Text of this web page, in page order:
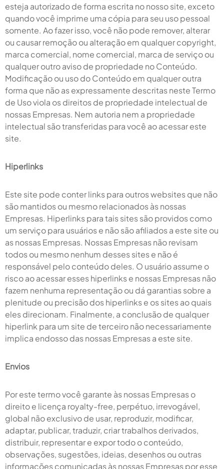
esteja autorizado de forma escrita no nosso site, exceto
quando você imprime uma cópia para seu uso pessoal
somente. Ao fazer isso, você não pode remover, alterar
ou causar remoção ou alteração em qualquer copyright,
marca comercial, nome comercial, marca de serviço ou
qualquer outro aviso de propriedade no Conteúdo.
Modificação ou uso do Conteúdo em qualquer outra
forma que não as expressamente descritas neste Termo
de Uso viola os direitos de propriedade intelectual de
nossas Empresas. Nem autoria nem a propriedade
intelectual são transferidas para você ao acessar este
site.
Hiperlinks
Este site pode conter links para outros websites que não
são mantidos ou mesmo relacionados às nossas
Empresas. Hiperlinks para tais sites são providos como
um serviço para usuários e não são afiliados a este site ou
as nossas Empresas. Nossas Empresas não revisam
todos ou mesmo nenhum desses sites e não é
responsável pelo conteúdo deles. O usuário assume o
risco ao acessar esses hiperlinks e nossas Empresas não
fazem nenhuma representação ou dá garantias sobre a
plenitude ou precisão dos hiperlinks e os sites ao quais
eles direcionam. Finalmente, a conclusão de qualquer
hiperlink para um site de terceiro não necessariamente
implica endosso das nossas Empresas a este site.
Envios
Por este termo você garante às nossas Empresas o
direito e licença royalty-free, perpétuo, irrevogável,
global não exclusivo de usar, reproduzir, modificar,
adaptar, publicar, traduzir, criar trabalhos derivados,
distribuir, representar e expor todo o conteúdo,
observações, sugestões, ideias, desenhos ou outras
informações comunicadas às nossas Empresas por esse